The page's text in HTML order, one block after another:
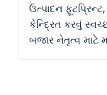
ઉત્પાદન
કેન્દ્રિત કરવું
બજાર નેતૃત્વ માટે